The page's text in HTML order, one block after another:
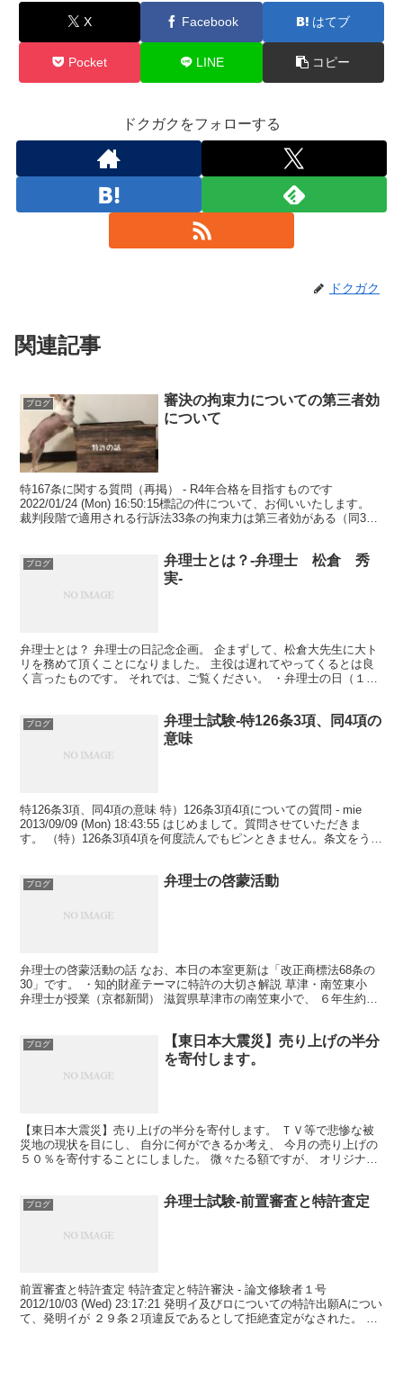
X Facebook はてブ
Pocket LINE コピー
ドクガクをフォローする
ドクガク
関連記事
ブログ
審決の拘束力についての第三者効
について
特167条に関する質問（再掲） - R4年合格を目指すものです
2022/01/24 (Mon) 16:50:15標記の件について、お伺いいたします。
裁判段階で適用される行訴法33条の拘束力は第三者効がある（同32
ブログ
弁理士とは？-弁理士 松倉 秀
実-
弁理士とは？ 弁理士の日記念企画。 企まずして、松倉大先生に大ト
リを務めて頂くことになりました。 主役は遅れてやってくるとは良
く言ったものです。 それでは、ご覧ください。 ・弁理士の日（１日
ブログ
弁理士試験-特126条3項、同4項の
意味
特126条3項、同4項の意味 特）126条3項4項についての質問 - mie
2013/09/09 (Mon) 18:43:55 はじめまして。質問させていただきま
す。 （特）126条3項4項を何度読んでもピンときません。条文をうま
ブログ 弁理士の啓蒙活動
弁理士の啓蒙活動の話 なお、本日の本室更新は「改正商標法68条の
30」です。 ・知的財産テーマに特許の大切さ解説 草津・南笠東小
弁理士が授業（京都新聞） 滋賀県草津市の南笠東小で、 ６年生約９
ブログ
【東日本大震災】売り上げの半分
を寄付します。
【東日本大震災】売り上げの半分を寄付します。 ＴＶ等で悲惨な被
災地の現状を目にし、 自分に何ができるか考え、 今月の売り上げの
５０％を寄付することにしました。 微々たる額ですが、 オリジナル
ブログ 弁理士試験-前置審査と特許査定
前置審査と特許査定 特許査定と特許審決 - 論文修験者１号
2012/10/03 (Wed) 23:17:21 発明イ及びロについての特許出願Aについ
て、発明イが ２９条２項違反であるとして拒絶査定がなされた。 当